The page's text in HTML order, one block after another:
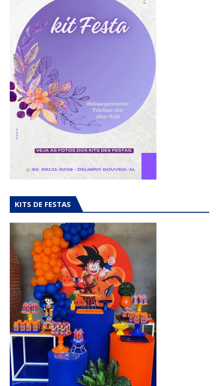
KITS DE FESTAS